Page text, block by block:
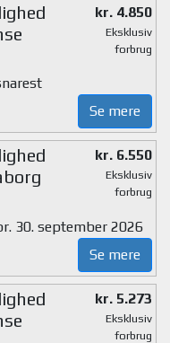
kr. 4.850
Eksklusiv
forbrug
Se mere
kr. 6.550
Eksklusiv
forbrug
30. september 2026
Se mere
kr. 5.273
Eksklusiv
forbrug